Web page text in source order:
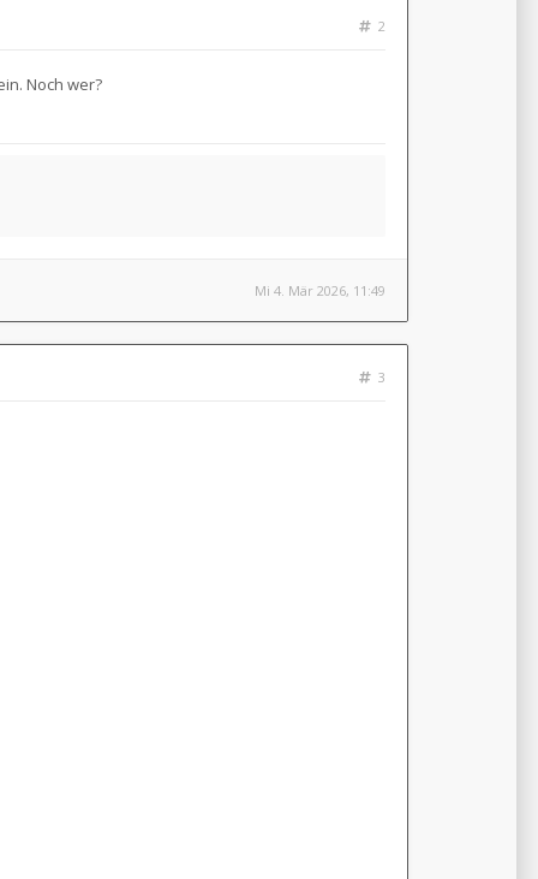
2
Noch wer?
Mi 4. Mär 2026, 11:49
3